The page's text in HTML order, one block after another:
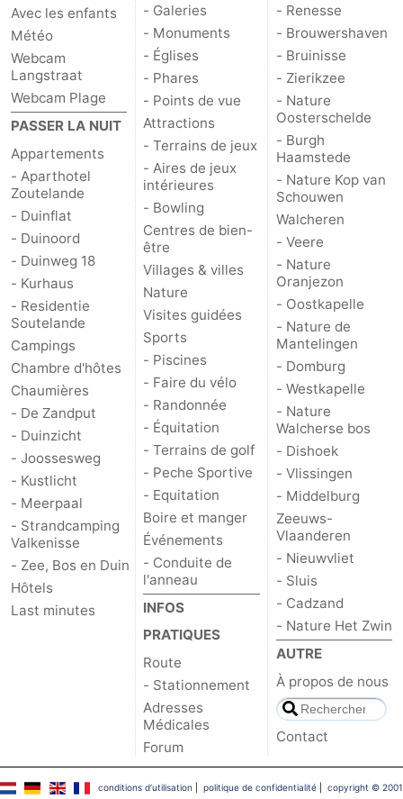
Avec les enfants
Météo
Webcam
Langstraat
Webcam Plage
PASSER LA NUIT
Appartements
- Aparthotel
Zoutelande
- Duinflat
- Duinoord
- Duinweg 18
- Kurhaus
- Residentie
Soutelande
Campings
Chambre d'hôtes
Chaumières
- De Zandput
- Duinzicht
- Joossesweg
- Kustlicht
- Meerpaal
- Strandcamping
Valkenisse
- Zee, Bos en Duin
Hôtels
Last minutes
- Galeries
- Monuments
- Églises
- Phares
- Points de vue
Attractions
- Terrains de jeux
- Aires de jeux
intérieures
- Bowling
Centres de bien-
être
Villages & villes
Nature
Visites guidées
Sports
- Piscines
- Faire du vélo
- Randonnée
- Équitation
- Terrains de golf
- Peche Sportive
- Equitation
Boire et manger
Événements
- Conduite de
l'anneau
INFOS
PRATIQUES
Route
- Stationnement
Adresses
Médicales
Forum
- Renesse
- Brouwershaven
- Bruinisse
- Zierikzee
- Nature
Oosterschelde
- Burgh
Haamstede
- Nature Kop van
Schouwen
Walcheren
- Veere
- Nature
Oranjezon
- Oostkapelle
- Nature de
Mantelingen
- Domburg
- Westkapelle
- Nature
Walcherse bos
- Dishoek
- Vlissingen
- Middelburg
Zeeuws-
Vlaanderen
- Nieuwvliet
- Sluis
- Cadzand
- Nature Het Zwin
AUTRE
À propos de nous
Contact
conditions d‘utilisation politique de confidentialité| copyright © 2001